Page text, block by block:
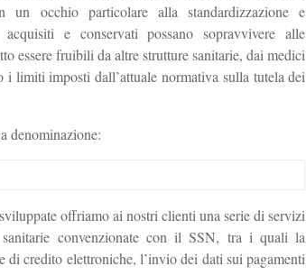
occhio particolare alla standardizzazione e
e conservati possano sopravvivere alle
essere fruibili da altre strutture sanitarie, dai medici
i limiti imposti dall’attuale normativa sulla tutela dei
denominazione:
offriamo ai nostri clienti una serie di servizi
convenzionate con il SSN, tra i quali la
di credito elettroniche, l’invio dei dati sui pagamenti